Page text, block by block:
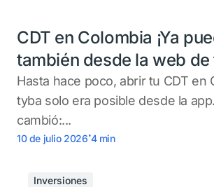
CDT en Colombia ¡Ya
también desde la web
Hasta hace poco, abrir tu CDT en
tyba solo era posible desde la
cambió:...
10 de julio 2026.4 min
Inversiones